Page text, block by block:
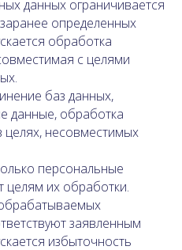
данных ограничивается
определенных
обработка
с целями
баз данных,
данные, обработка
целях, несовместимых
персональные
целям их обработки.
заявленным
избыточность